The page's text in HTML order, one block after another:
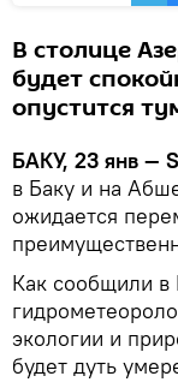
В столице
будет
опустится
БАКУ, 23 янв —
в Баку и на
ожидается
Как сообщили в
экологии и
будет дуть